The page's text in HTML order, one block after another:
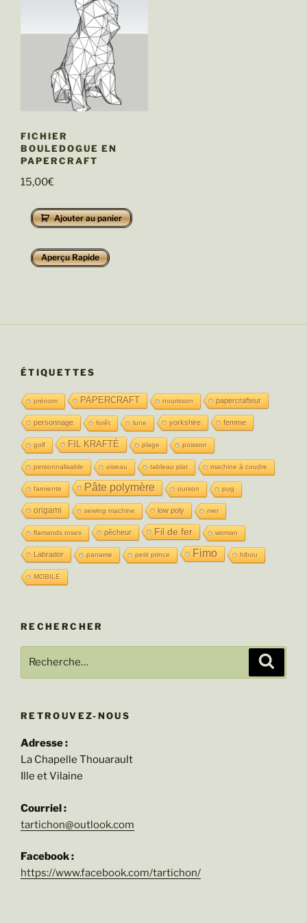
FICHIER
BOULEDOGUE EN
PAPERCRAFT
15,00€
Ajouter au panier
Aperçu Rapide
ÉTIQUETTES
prénom PAPERCRAFT nourisson papercrafteur
personnage forêt lune yorkshire femme
golf FIL KRAFTÉ plage poisson
personnalisable oiseau tableau plat machine à coudre
farniente Pâte polymère ourson pug
origami sewing machine low poly mer
flamands roses pêcheur Fil de fer woman
Labrador paname petit prince Fimo hibou
MOBILE
RECHERCHER
RETROUVEZ-NOUS
Adresse :
La Chapelle Thouarault
Ille et Vilaine
Courriel :
tartichon@outlook.com
Facebook :
https://www.facebook.com/tartichon/